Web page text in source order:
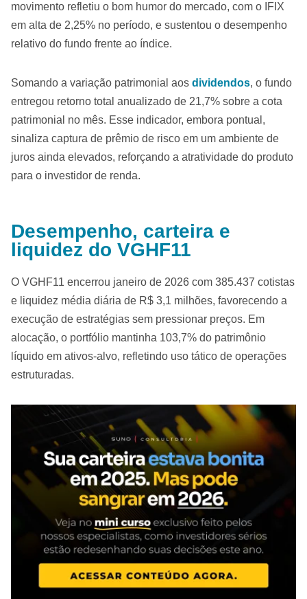
movimento refletiu o bom humor do mercado, com o IFIX
em alta de 2,25% no período, e sustentou o desempenho
relativo do fundo frente ao índice.
Somando a variação patrimonial aos dividendos, o fundo
entregou retorno total anualizado de 21,7% sobre a cota
patrimonial no mês. Esse indicador, embora pontual,
sinaliza captura de prêmio de risco em um ambiente de
juros ainda elevados, reforçando a atratividade do produto
para o investidor de renda.
Desempenho, carteira e
liquidez do VGHF11
O VGHF11 encerrou janeiro de 2026 com 385.437 cotistas
e liquidez média diária de R$ 3,1 milhões, favorecendo a
execução de estratégias sem pressionar preços. Em
alocação, o portfólio mantinha 103,7% do patrimônio
líquido em ativos-alvo, refletindo uso tático de operações
estruturadas.